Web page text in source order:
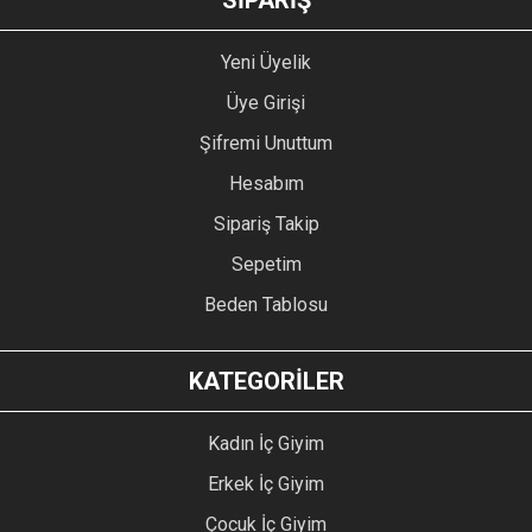
Yeni Üyelik
Üye Girişi
Şifremi Unuttum
Hesabım
Sipariş Takip
Sepetim
Beden Tablosu
KATEGORİLER
Kadın İç Giyim
Erkek İç Giyim
Çocuk İç Giyim